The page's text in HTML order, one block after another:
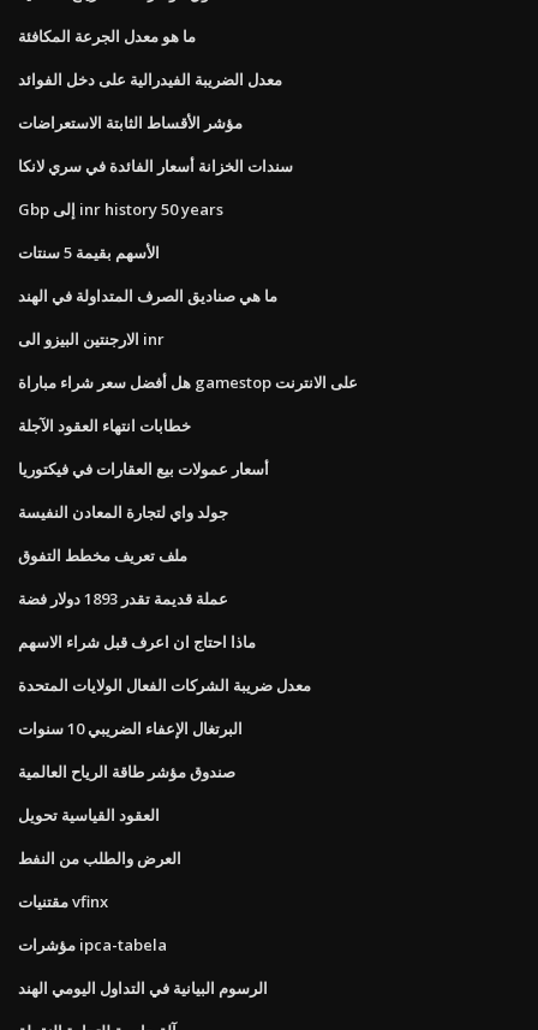
ما هو معدل الجرعة المكافئة
معدل الضريبة الفيدرالية على دخل الفوائد
مؤشر الأقساط الثابتة الاستعراضات
سندات الخزانة أسعار الفائدة في سري لانكا
Gbp إلى inr history 50 years
الأسهم بقيمة 5 سنتات
ما هي صناديق الصرف المتداولة في الهند
الارجنتين البيزو الى inr
هل أفضل سعر شراء مباراة gamestop على الانترنت
خطابات انتهاء العقود الآجلة
أسعار عمولات بيع العقارات في فيكتوريا
جولد واي لتجارة المعادن النفيسة
ملف تعريف مخطط التفوق
عملة قديمة تقدر 1893 دولار فضة
ماذا احتاج ان اعرف قبل شراء الاسهم
معدل ضريبة الشركات الفعال الولايات المتحدة
البرتغال الإعفاء الضريبي 10 سنوات
صندوق مؤشر طاقة الرياح العالمية
العقود القياسية تحويل
العرض والطلب من النفط
مقتنيات vfinx
مؤشرات ipca-tabela
الرسوم البيانية في التداول اليومي الهند